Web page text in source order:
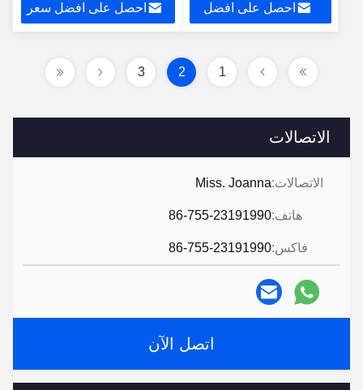
الاتصالات
الاتصالات:Miss. Joanna
هاتف:86-755-23191990
فاكس:86-755-23191990
اتصل الآن
المحمولاحصل على افضل
احصل على افضل سعر
1
2
3